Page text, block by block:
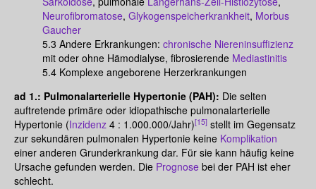
Neurofibromatose, Glykogenspeicherkrankheit, Morbus
Gaucher
5.3 Andere Erkrankungen: chronische Niereninsuffizienz
mit oder ohne Hämodialyse, fibrosierende Mediastinitis
5.4 Komplexe angeborene Herzerkrankungen
ad 1.: Pulmonalarterielle Hypertonie (PAH): Die selten
auftretende primäre oder idiopathische pulmonalarterielle
Hypertonie (Inzidenz 4 : 1.000.000/Jahr)[15] stellt im Gegensatz
zur sekundären pulmonalen Hypertonie keine Komplikation
einer anderen Grunderkrankung dar. Für sie kann häufig keine
Ursache gefunden werden. Die Prognose bei der PAH ist eher
schlecht.